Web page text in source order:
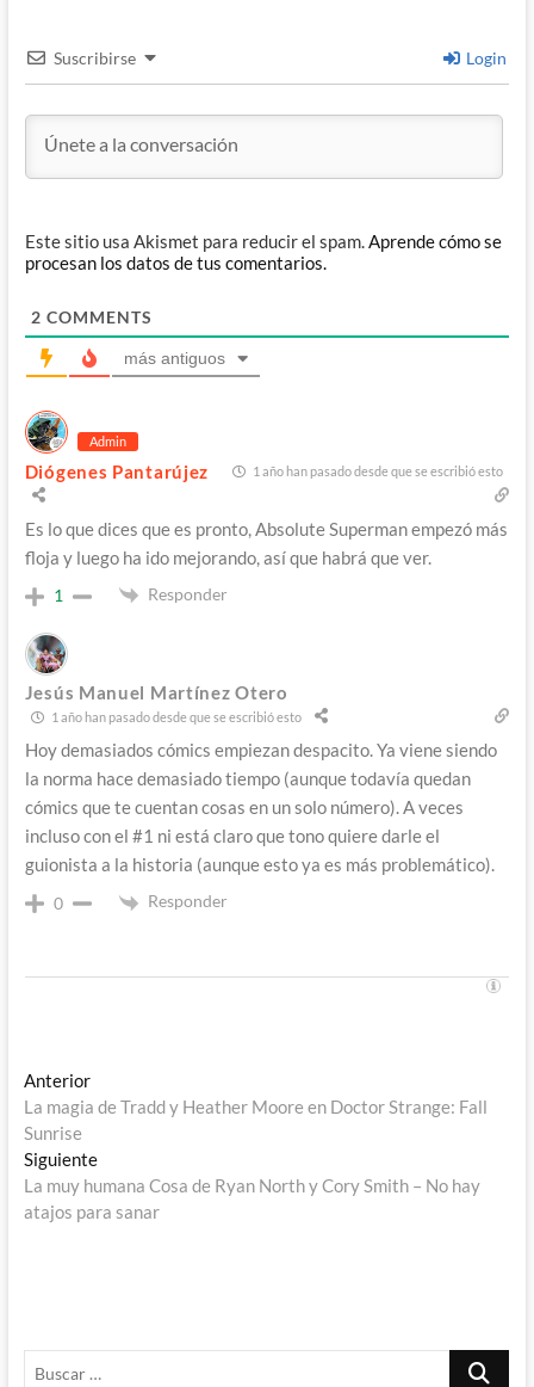
Suscribirse Login
Este sitio usa Akismet para reducir el spam.Aprende cómo se
procesan los datos de tus comentarios.
2 COMMENTS
más antiguos
Admin
Diógenes Pantarújez 1 año han pasado desde que se escribió esto
Es lo que dices que es pronto, Absolute Superman empezó más
floja y luego ha ido mejorando, así que habrá que ver.
1 Responder
Jesús Manuel Martínez Otero
1 año han pasado desde que se escribió esto
Hoy demasiados cómics empiezan despacito. Ya viene siendo
la norma hace demasiado tiempo (aunque todavía quedan
cómics que te cuentan cosas en un solo número). A veces
incluso con el #1 ni está claro que tono quiere darle el
guionista a la historia (aunque esto ya es más problemático).
0 Responder
Navegación
de
entradas
AnteriorEntrada
anterior:
La magia de Tradd y Heather Moore en Doctor Strange: Fall
Sunrise
SiguienteEntrada
siguiente:
La muy humana Cosa de Ryan North y Cory Smith – No hay
atajos para sanar
Buscar